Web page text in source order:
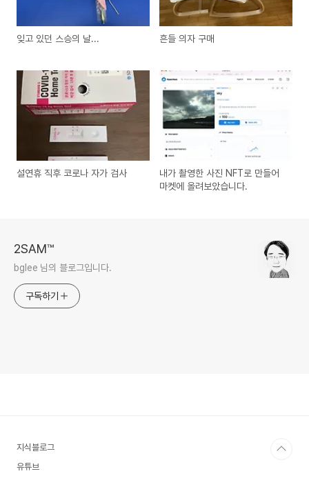
잊고 있던 스승의 날... 흔들 의자 구매
설연휴 직후 코로나 자가 검사
내가 촬영한 사진 NFT로 만들어
마켓에 올려보았습니다.
2SAM™
bglee 님의 블로그입니다.
구독하기
지식블로그
유튜브